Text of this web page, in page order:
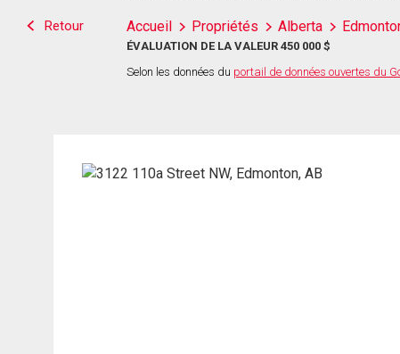
Retour Accueil Propriétés Alberta
ÉVALUATION DE LA VALEUR 450 000 $
Selon les données du portail de données ouvertes du